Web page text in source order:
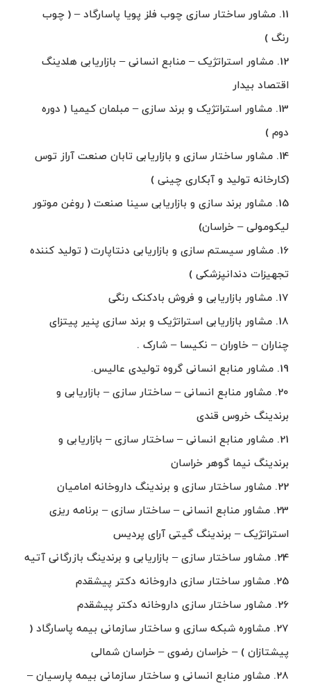
11. مشاور ساختار سازی چوب فلز پویا پاسارگاد – ( چوب
رنگ )
12. مشاور استراتژیک – منابع انسانی – بازاریابی هلدینگ
اقتصاد بیدار
13. مشاور استراتژیک و برند سازی – مبلمان کیمیا ( دوره
دوم )
14. مشاور ساختار سازی و بازاریابی تابان صنعت آراز توس
(کارخانه تولید و آبکاری چینی )
15. مشاور برند سازی و بازاریابی سینا صنعت ( روغن موتور
لیکومولی – خراسان)
16. مشاور سیستم سازی و بازاریابی دنتاپارت ( تولید کننده
تجهیزات دندانپزشکی )
17. مشاور بازاریابی و فروش بادکنک رنگی
18. مشاور بازاریابی استراتژیک و برند سازی پنیر پیتزای
چناران – خاوران – نکیسا – شارک .
19. مشاور منابع انسانی گروه تولیدی عالیس.
20. مشاور منابع انسانی – ساختار سازی – بازاریابی و
برندینگ خروس قندی
21. مشاور منابع انسانی – ساختار سازی – بازاریابی و
برندینگ نیما گوهر خراسان
22. مشاور ساختار سازی و برندینگ داروخانه امامیان
23. مشاور منابع انسانی – ساختار سازی – برنامه ریزی
استراتژیک – برندینگ گیتی آرای پردیس
24. مشاور ساختار سازی – بازاریابی و برندینگ بازرگانی آتیه
25. مشاور ساختار سازی داروخانه دکتر پیشقدم
26. مشاور ساختار سازی داروخانه دکتر پیشقدم
27. مشاوره شبکه سازی و ساختار سازمانی بیمه پاسارگاد (
پیشتازان ) – خراسان رضوی – خراسان شمالی
28. مشاور منابع انسانی و ساختار سازمانی بیمه پارسیان –